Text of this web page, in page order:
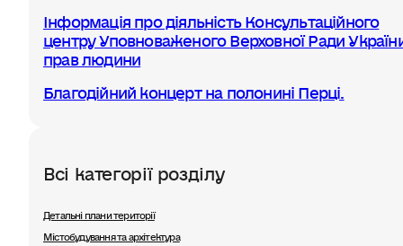
Інформація про діяльність Консультаційного
центру Уповноваженого Верховної Ради
прав людини
Благодійний концерт на полонині Перці.
Всі категорії розділу
Детальні плани території
Містобудування та архітектура